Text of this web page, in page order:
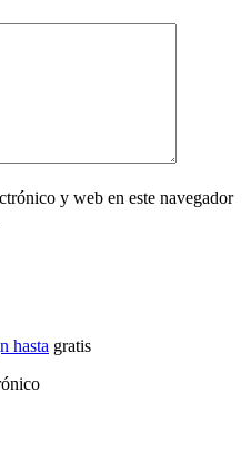
y web en este navegador
hasta gratis